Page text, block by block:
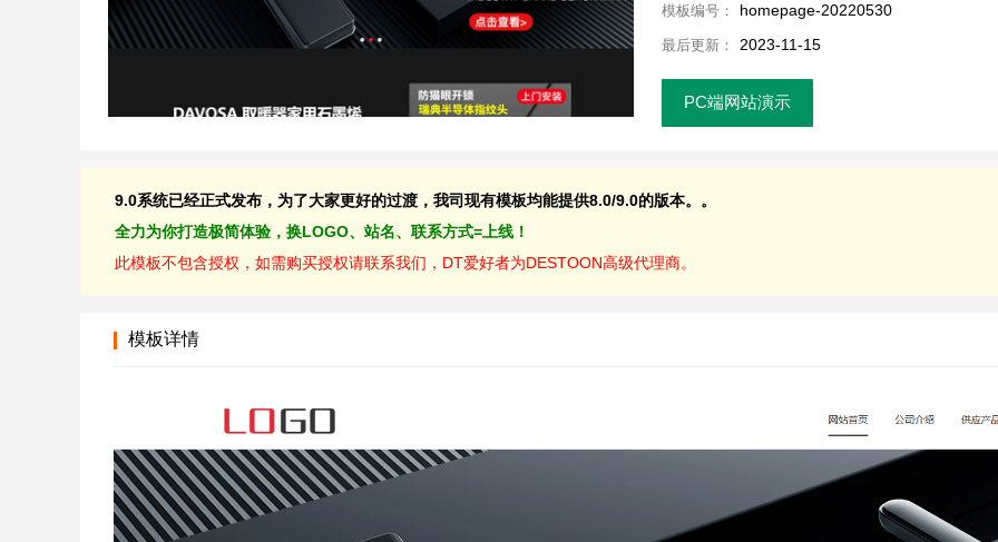
模板编号： homepage-20220530
最后更新： 2023-11-15
PC端网站演示
9.0系统已经正式发布，为了大家更好的过渡，我司现有模板均能提供8.0/9.0的版本。。
全力为你打造极简体验，换LOGO、站名、联系方式=上线！
此模板不包含授权，如需购买授权请联系我们，DT爱好者为DESTOON高级代理商。
模板详情